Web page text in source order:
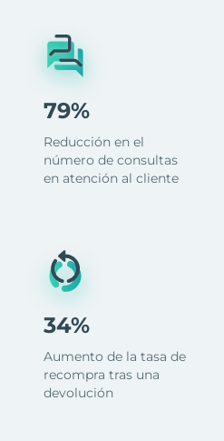
79%
Reducción en el
número de consultas
en atención al cliente
34%
Aumento de la tasa de
recompra tras una
devolución